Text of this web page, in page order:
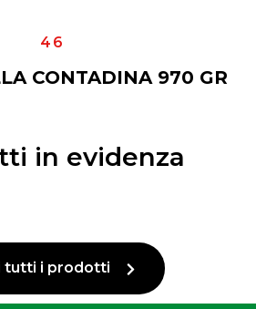
46
CONTADINA 970 GR
in evidenza
tutti i prodotti